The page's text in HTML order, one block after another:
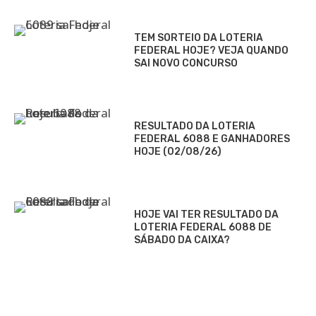
TEM SORTEIO DA LOTERIA
FEDERAL HOJE? VEJA QUANDO
SAI NOVO CONCURSO
RESULTADO DA LOTERIA
FEDERAL 6088 E GANHADORES
HOJE (02/08/26)
HOJE VAI TER RESULTADO DA
LOTERIA FEDERAL 6088 DE
SÁBADO DA CAIXA?